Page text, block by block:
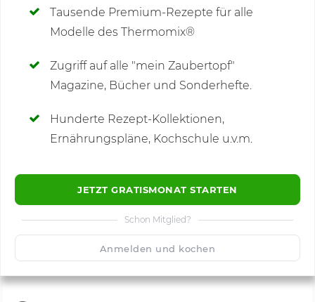
Tausende Premium-Rezepte für alle
Modelle des Thermomix®
Zugriff auf alle "mein Zaubertopf"
Magazine, Bücher und Sonderhefte.
Hunderte Rezept-Kollektionen,
Ernährungspläne, Kochschule u.v.m.
JETZT GRATISMONAT STARTEN
Schon Mitglied?
Anmelden und kochen
Kommentare(1)
🙂 Speichern